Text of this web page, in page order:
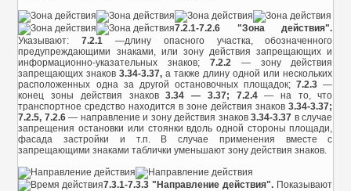
7.2.1-7.2.6 "Зона действия".
Указывают:7.2.1 —длину опасного участка, обозначенного
предупреждающими знаками, или зону действия запрещающих и
информационно-указательных знаков;7.2.2 — зону действия
запрещающих знаков3.34-3.37, а также длину одной или нескольких
расположенных одна за другой остановочных площадок;7.2.3 —
конец зоны действия знаков3.34 — 3.37; 7.2.4— на то, что
транспортное средство находится в зоне действия знаков3.34-3.37;
7.2.5, 7.2.6— направление и зону действия знаков3.34-3.37 в случае
запрещения остановки или стоянки вдоль одной стороны площади,
фасада застройки и т.п. В случае применения вместе с
запрещающими знаками таблички уменьшают зону действия знаков.
7.3.1-7.3.3 "Направление действия". Показывают